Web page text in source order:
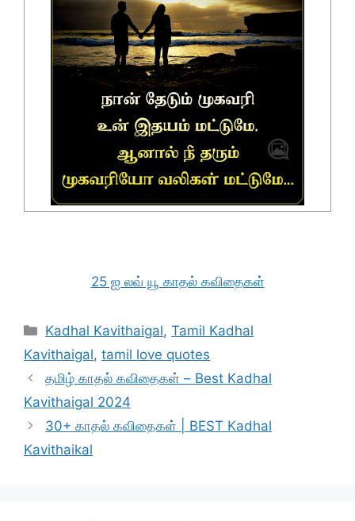
25 ஐ லவ் யூ காதல் கவிதைகள்
Categories
Kadhal Kavithaigal,Tamil Kadhal
Kavithaigal, tamil love quotes
தமிழ் காதல் கவிதைகள் – Best Kadhal
Kavithaigal 2024
30+ காதல் கவிதைகள் | BEST Kadhal
Kavithaikal